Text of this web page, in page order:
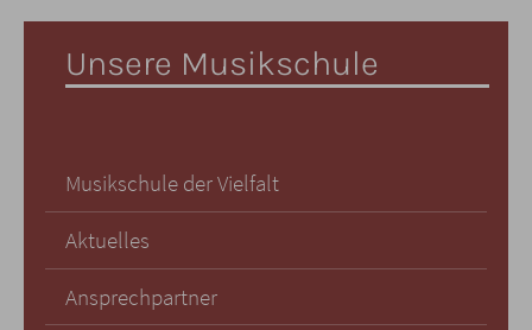
Unsere Musikschule
Musikschule der Vielfalt
Aktuelles
Ansprechpartner